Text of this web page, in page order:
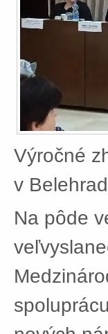
Výročné
v
Na pôde